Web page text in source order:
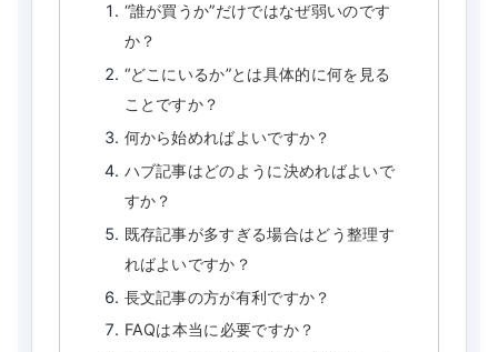
“誰が買うか”だけではなぜ弱いのです
か？
“どこにいるか”とは具体的に何を見る
ことですか？
何から始めればよいですか？
ハブ記事はどのように決めればよいで
すか？
既存記事が多すぎる場合はどう整理す
ればよいですか？
長文記事の方が有利ですか？
FAQは本当に必要ですか？